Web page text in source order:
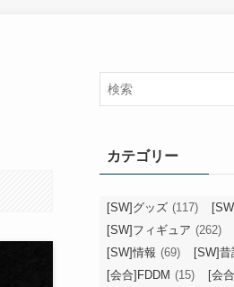
カテゴリー
[SW]グッズ (117)
[SW]フィギュア (262)
[SW]情報 (69) [SW]昔
[会合]FDDM (15) [会